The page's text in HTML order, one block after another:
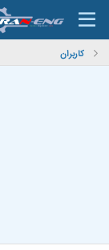
کاربران